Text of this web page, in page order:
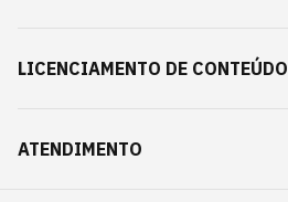
LICENCIAMENTO DE CONTEÚDO
ATENDIMENTO